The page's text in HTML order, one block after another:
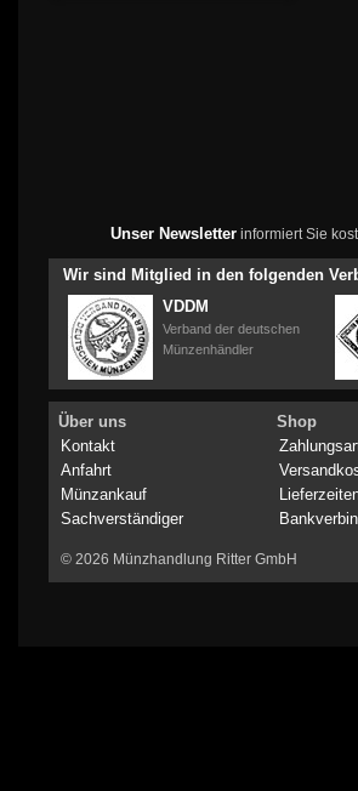
Unser Newsletterinformiert Sie
Wir sind Mitglied in den folgenden
VDDM
Verband der deutschen
Münzenhändler
Über uns
Kontakt
Anfahrt
Münzankauf
Sachverständiger
Shop
© 2026 Münzhandlung Ritter GmbH